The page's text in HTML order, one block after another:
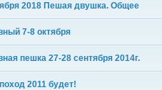
2018 Пешая двушка. Общее
7-8 октября
пешка 27-28 сентября 2014г.
2011 будет!